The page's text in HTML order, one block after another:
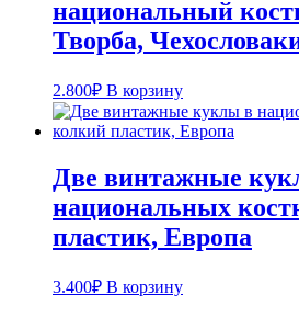
национальный
Творба,
2.800₽ В корзину
Две винтажные
национальных
пластик, Европа
3.400₽ В корзину